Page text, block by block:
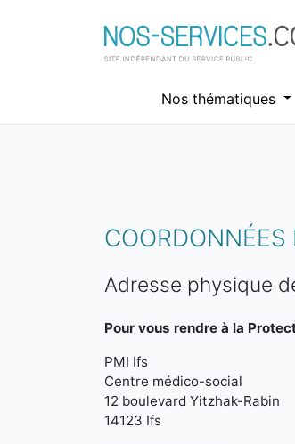
Nos thématiques
Adresse physique
Pour vous rendre à la
PMI Ifs
Centre médico-social
12 boulevard Yitzhak-Rabin
14123 Ifs